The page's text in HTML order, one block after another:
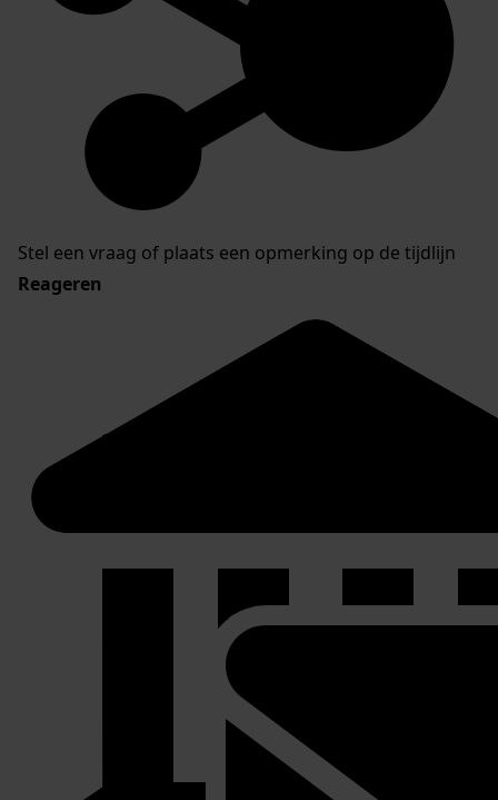
Stel een vraag of plaats een opmerking op de tijdlijn
Reageren